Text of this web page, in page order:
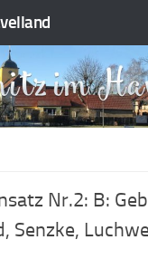
Nr.2: B:
Senzke,